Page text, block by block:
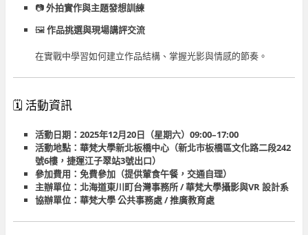
📷外拍實作與主題發想訓練
🖼️作品挑選與現場講評交流
在實戰中學習如何建立作品結構、掌握光影與情感的節奏。
🗓️ 活動資訊
活動日期：2025年12月20日（星期六）09:00–17:00
活動地點：華梵大學新北板橋中心 （新北市板橋區文化路二段242
號6樓，捷運江子翠站3號出口）
參加費用：免費參加（提供葷食午餐，交通自理）
主辦單位：北海道東川町台灣事務所 / 華梵大學攝影與VR 設計系
協辦單位：華梵大學 公共事務處 / 推廣教育處